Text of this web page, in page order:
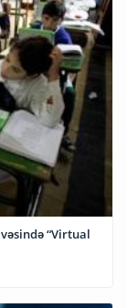
“Virtual